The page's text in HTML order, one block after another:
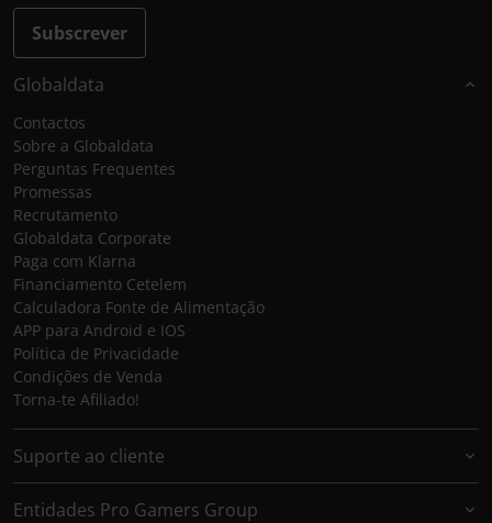
Subscrever
Globaldata
Contactos
Sobre a Globaldata
Perguntas Frequentes
Promessas
Recrutamento
Globaldata Corporate
Paga com Klarna
Financiamento Cetelem
Calculadora Fonte de Alimentação
APP para Android e IOS
Política de Privacidade
Condições de Venda
Torna-te Afiliado!
Suporte ao cliente
Entidades Pro Gamers Group